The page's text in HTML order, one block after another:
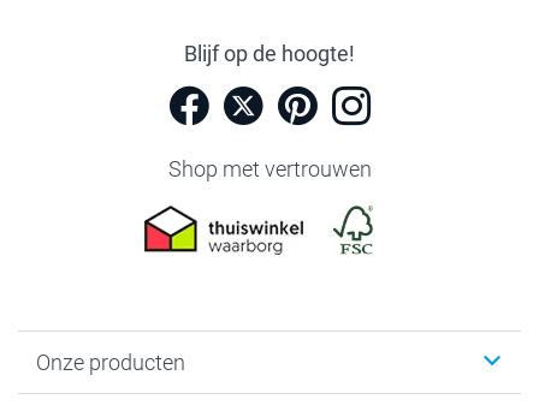
Blijf op de hoogte!
Shop met vertrouwen
Onze producten